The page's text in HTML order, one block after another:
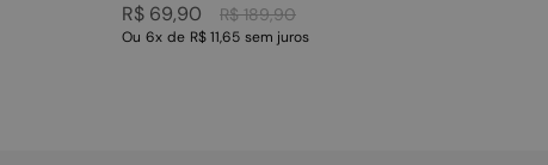
R$ 189,90
R$ 69,90
Ou 6x de R$ 11,65 sem juros